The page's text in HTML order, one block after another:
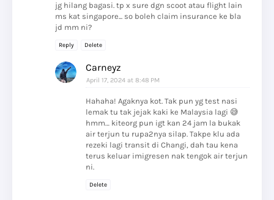
jg hilang bagasi. tp x sure dgn scoot atau flight lain
ms kat singapore... so boleh claim insurance ke bla
jd mm ni?
Reply Delete
Carneyz
April 17, 2024 at 8:48 PM
Hahaha! Agaknya kot. Tak pun yg test nasi
lemak tu tak jejak kaki ke Malaysia lagi 😅
hmm… kiteorg pun igt kan 24 jam la bukak
air terjun tu rupa2nya silap. Takpe klu ada
rezeki lagi transit di Changi, dah tau kena
terus keluar imigresen nak tengok air terjun
ni.
Delete